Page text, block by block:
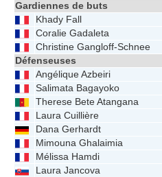
Gardiennes de buts
Khady Fall
Coralie Gadaleta
Christine Gangloff-Schnee
Défenseuses
Angélique Azbeiri
Salimata Bagayoko
Therese Bete Atangana
Laura Cuillière
Dana Gerhardt
Mimouna Ghalaimia
Mélissa Hamdi
Laura Jancova